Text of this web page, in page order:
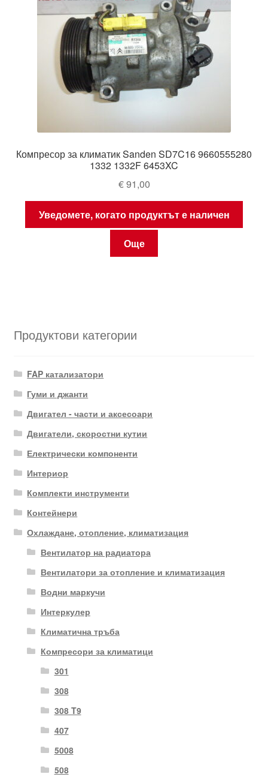
Компресор за климатик Sanden SD7C16 9660555280
1332 1332F 6453XC
€91,00
Уведомете, когато продуктът е наличен
Още
Продуктови категории
FAP катализатори
Гуми и джанти
Двигател - части и аксесоари
Двигатели, скоростни кутии
Електрически компоненти
Интериор
Комплекти инструменти
Контейнери
Охлаждане, отопление, климатизация
Вентилатор на радиатора
Вентилатори за отопление и климатизация
Водни маркучи
Интеркулер
Климатична тръба
Компресори за климатици
301
308
308 T9
407
5008
508